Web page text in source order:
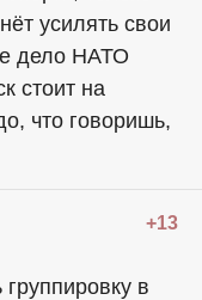
усилять свои
дело НАТО
стоит на
что говоришь,
+13
в